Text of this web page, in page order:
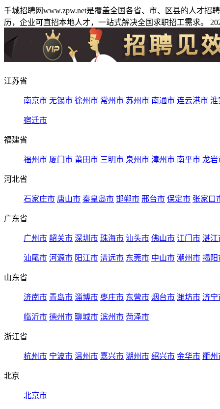
千城招聘网www.zpw.net是覆盖全国各省、市、区县的人才
历，企业可直招本地人才，一站式解决全国求职招工需求。
江苏省
南京市 无锡市 徐州市 常州市 苏州市 南通市 连云港市 淮
宿迁市
福建省
福州市 厦门市 莆田市 三明市 泉州市 漳州市 南平市 龙岩
河北省
石家庄市 唐山市 秦皇岛市 邯郸市 邢台市 保定市 张家口
广东省
广州市 韶关市 深圳市 珠海市 汕头市 佛山市 江门市 湛江
汕尾市 河源市 阳江市 清远市 东莞市 中山市 潮州市 揭阳
山东省
济南市 青岛市 淄博市 枣庄市 东营市 烟台市 潍坊市 济宁
临沂市 德州市 聊城市 滨州市 菏泽市
浙江省
杭州市 宁波市 温州市 嘉兴市 湖州市 绍兴市 金华市 衢州
北京
北京市